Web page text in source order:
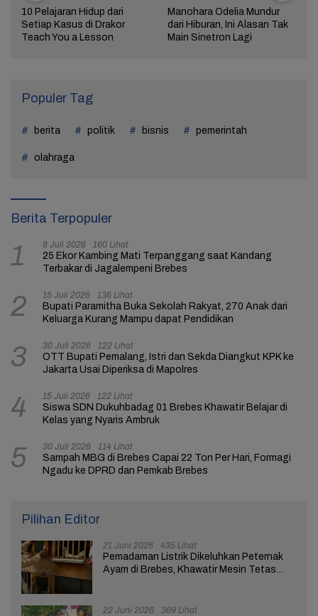
10 Pelajaran Hidup dari
Setiap Kasus di Drakor
Teach You a Lesson
Manohara Odelia Mundur
dari Hiburan, Ini Alasan Tak
Main Sinetron Lagi
Populer Tag
berita politik bisnis pemerintah
olahraga
Berita Terpopuler
1 8 Juli 2026 160 Lihat
25 Ekor Kambing Mati Terpanggang saat Kandang
Terbakar di Jagalempeni Brebes
2 15 Juli 2026 136 Lihat
Bupati Paramitha Buka Sekolah Rakyat, 270 Anak dari
Keluarga Kurang Mampu dapat Pendidikan
3 30 Juli 2026 122 Lihat
OTT Bupati Pemalang, Istri dan Sekda Diangkut KPK ke
Jakarta Usai Diperiksa di Mapolres
4 15 Juli 2026 122 Lihat
Siswa SDN Dukuhbadag 01 Brebes Khawatir Belajar di
Kelas yang Nyaris Ambruk
5 30 Juli 2026 114 Lihat
Sampah MBG di Brebes Capai 22 Ton Per Hari, Formagi
Ngadu ke DPRD dan Pemkab Brebes
Pilihan Editor
21 Juni 2026 435 Lihat
Pemadaman Listrik Dikeluhkan Peternak
Ayam di Brebes, Khawatir Mesin Tetas
22 Juni 2026 369 Lihat